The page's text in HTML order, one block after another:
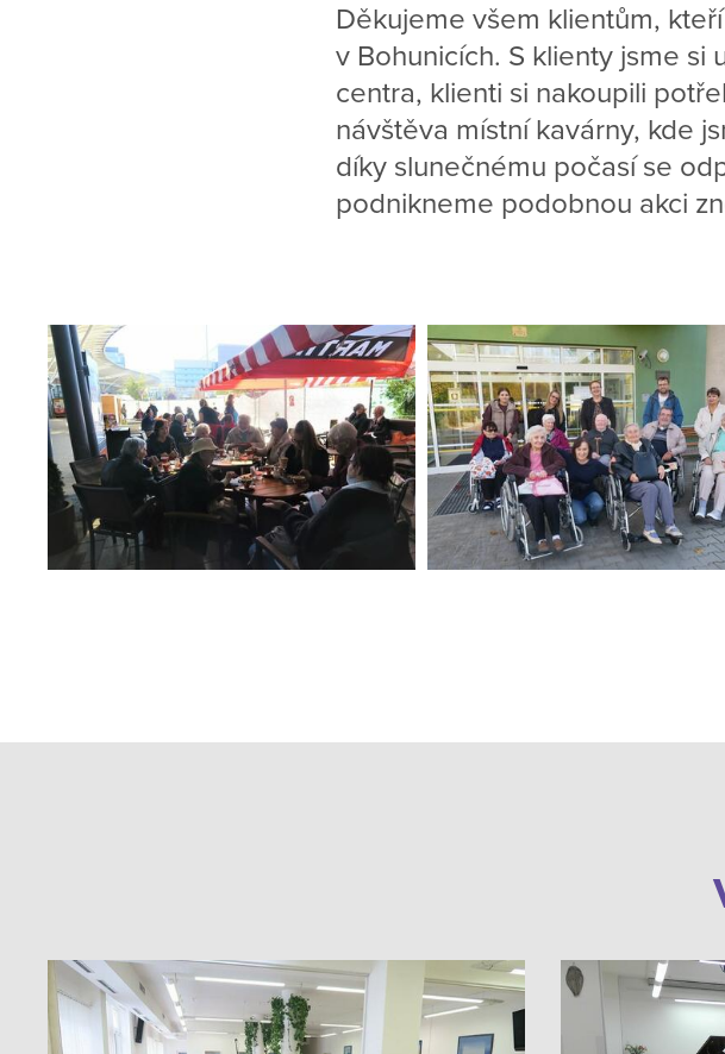
Děkujeme všem klientům,
v Bohunicích. S klienty jsme
centra, klienti si nakoupili
návštěva místní kavárny, kde
díky slunečnému počasí se
podnikneme podobnou akci